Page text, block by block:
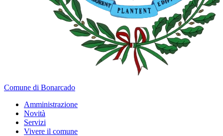
Comune di Bonarcado
Amministrazione
Novità
Servizi
Vivere il comune